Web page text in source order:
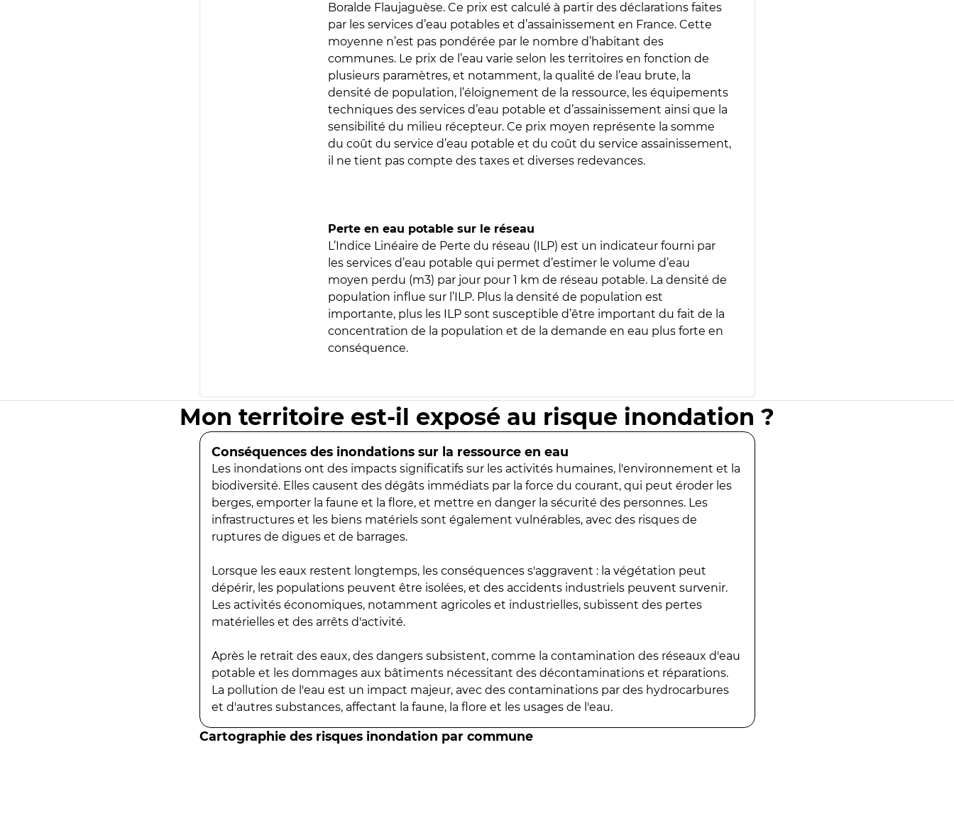
Boralde Flaujaguèse. Ce prix est calculé à partir des déclarations faites
par les services d’eau potables et d’assainissement en France. Cette
moyenne n’est pas pondérée par le nombre d’habitant des
communes. Le prix de l’eau varie selon les territoires en fonction de
plusieurs paramètres, et notamment, la qualité de l’eau brute, la
densité de population, l’éloignement de la ressource, les équipements
techniques des services d’eau potable et d’assainissement ainsi que la
sensibilité du milieu récepteur. Ce prix moyen représente la somme
du coût du service d’eau potable et du coût du service assainissement,
il ne tient pas compte des taxes et diverses redevances.
Perte en eau potable sur le réseau
L’Indice Linéaire de Perte du réseau (ILP) est un indicateur fourni par
les services d’eau potable qui permet d’estimer le volume d’eau
moyen perdu (m3) par jour pour 1 km de réseau potable. La densité de
population influe sur l’ILP. Plus la densité de population est
importante, plus les ILP sont susceptible d’être important du fait de la
concentration de la population et de la demande en eau plus forte en
conséquence.
Mon territoire est-il exposé au risque inondation ?
Conséquences des inondations sur la ressource en eau
Les inondations ont des impacts significatifs sur les activités humaines, l'environnement et la
biodiversité. Elles causent des dégâts immédiats par la force du courant, qui peut éroder les
berges, emporter la faune et la flore, et mettre en danger la sécurité des personnes. Les
infrastructures et les biens matériels sont également vulnérables, avec des risques de
ruptures de digues et de barrages.
Lorsque les eaux restent longtemps, les conséquences s'aggravent : la végétation peut
dépérir, les populations peuvent être isolées, et des accidents industriels peuvent survenir.
Les activités économiques, notamment agricoles et industrielles, subissent des pertes
matérielles et des arrêts d'activité.
Après le retrait des eaux, des dangers subsistent, comme la contamination des réseaux d'eau
potable et les dommages aux bâtiments nécessitant des décontaminations et réparations.
La pollution de l'eau est un impact majeur, avec des contaminations par des hydrocarbures
et d'autres substances, affectant la faune, la flore et les usages de l'eau.
Cartographie des risques inondation par commune